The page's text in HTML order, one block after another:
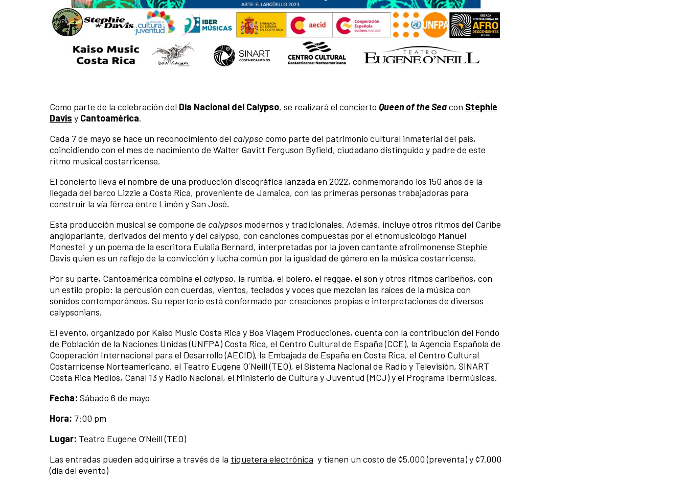
Como parte de la celebración del Día Nacional del Calypso, se realizará el concierto Queen of the Seacon Stephie
Davis y Cantoamérica.
Cada 7 de mayo se hace un reconocimiento del calypso como parte del patrimonio cultural inmaterial del país,
coincidiendo con el mes de nacimiento de Walter Gavitt Ferguson Byfield, ciudadano distinguido y padre de este
ritmo musical costarricense.
El concierto lleva el nombre de una producción discográfica lanzada en 2022, conmemorando los 150 años de la
llegada del barco Lizzie a Costa Rica, proveniente de Jamaica, con las primeras personas trabajadoras para
construir la vía férrea entre Limón y San José.
Esta producción musical se compone de calypsos modernos y tradicionales. Además, incluye otros ritmos del Caribe
angloparlante, derivados del mento y del calypso, con canciones compuestas por el etnomusicólogo Manuel
Monestel y un poema de la escritora Eulalia Bernard, interpretadas por la joven cantante afrolimonense Stephie
Davis quien es un reflejo de la convicción y lucha común por la igualdad de género en la música costarricense.
Por su parte, Cantoamérica combina el calypso, la rumba, el bolero, el reggae, el son y otros ritmos caribeños, con
un estilo propio: la percusión con cuerdas, vientos, teclados y voces que mezclan las raíces de la música con
sonidos contemporáneos. Su repertorio está conformado por creaciones propias e interpretaciones de diversos
calypsonians.
El evento, organizado por Kaiso Music Costa Rica y Boa Viagem Producciones, cuenta con la contribución del Fondo
de Población de la Naciones Unidas (UNFPA) Costa Rica, el Centro Cultural de España (CCE), la Agencia Española de
Cooperación Internacional para el Desarrollo (AECID), la Embajada de España en Costa Rica, el Centro Cultural
Costarricense Norteamericano, el Teatro Eugene O´Neill (TEO), el Sistema Nacional de Radio y Televisión, SINART
Costa Rica Medios, Canal 13 y Radio Nacional, el Ministerio de Cultura y Juventud (MCJ) y el Programa Ibermúsicas.
Fecha: Sábado 6 de mayo
Hora: 7:00 pm
Lugar: Teatro Eugene O’Neill (TEO)
Las entradas pueden adquirirse a través de la tiquetera electrónica y tienen un costo de ¢5.000 (preventa) y ¢7.000
(día del evento)